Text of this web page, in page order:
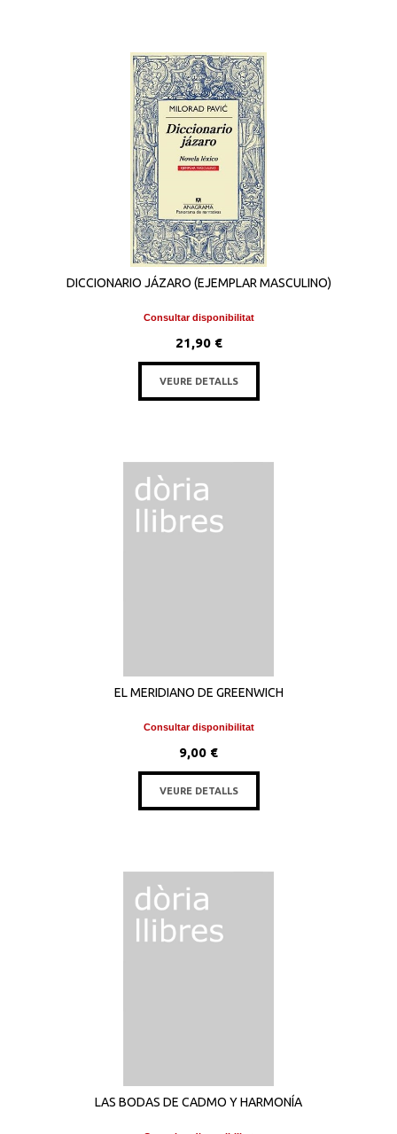
DICCIONARIO JÁZARO (EJEMPLAR MASCULINO)
Consultar disponibilitat
21,90 €
VEURE DETALLS
EL MERIDIANO DE GREENWICH
Consultar disponibilitat
9,00 €
VEURE DETALLS
LAS BODAS DE CADMO Y HARMONÍA